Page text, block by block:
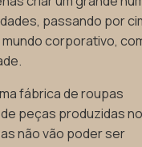
passando por
corporativo,
fábrica de roupas
peças produzidas
não vão poder ser